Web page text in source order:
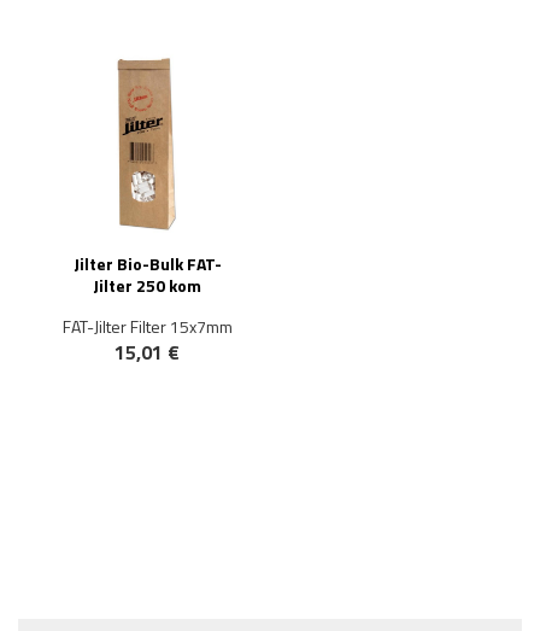
Jilter Bio-Bulk FAT-
Jilter 250 kom
FAT-Jilter Filter 15x7mm
15,01 €